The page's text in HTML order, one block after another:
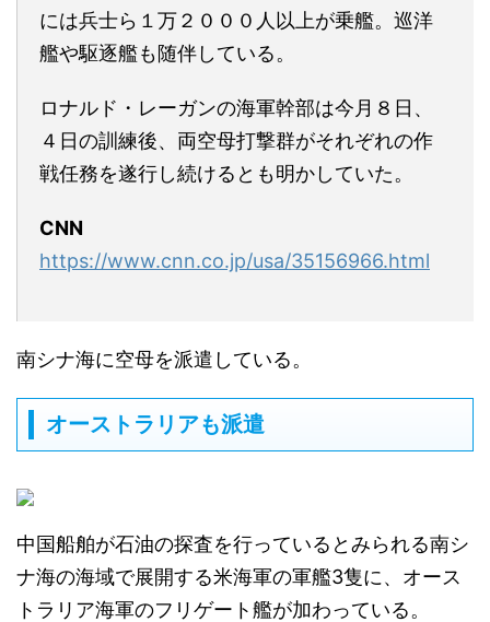
には兵士ら１万２０００人以上が乗艦。巡洋
艦や駆逐艦も随伴している。
ロナルド・レーガンの海軍幹部は今月８日、
４日の訓練後、両空母打撃群がそれぞれの作
戦任務を遂行し続けるとも明かしていた。
CNN
https://www.cnn.co.jp/usa/35156966.html
南シナ海に空母を派遣している。
オーストラリアも派遣
中国船舶が石油の探査を行っているとみられる南シ
ナ海の海域で展開する米海軍の軍艦3隻に、オース
トラリア海軍のフリゲート艦が加わっている。